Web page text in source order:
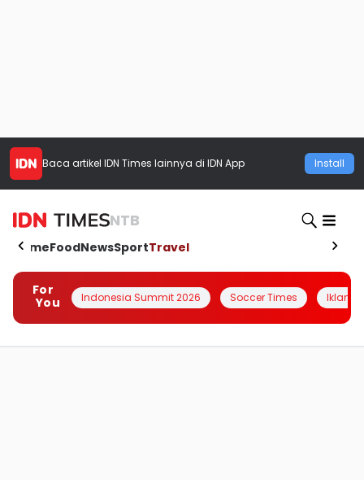
Baca artikel IDN Times lainnya di IDN App Install
NTB
HomeFoodNewsSportTravel
For
You
Indonesia Summit 2026 Soccer Times Iklanin